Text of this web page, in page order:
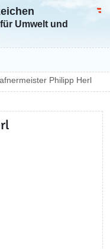
Umwelt und
Philipp Herl